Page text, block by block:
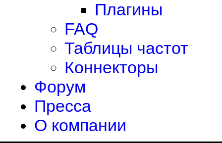
Плагины
FAQ
Таблицы частот
Коннекторы
Форум
Пресса
О компании